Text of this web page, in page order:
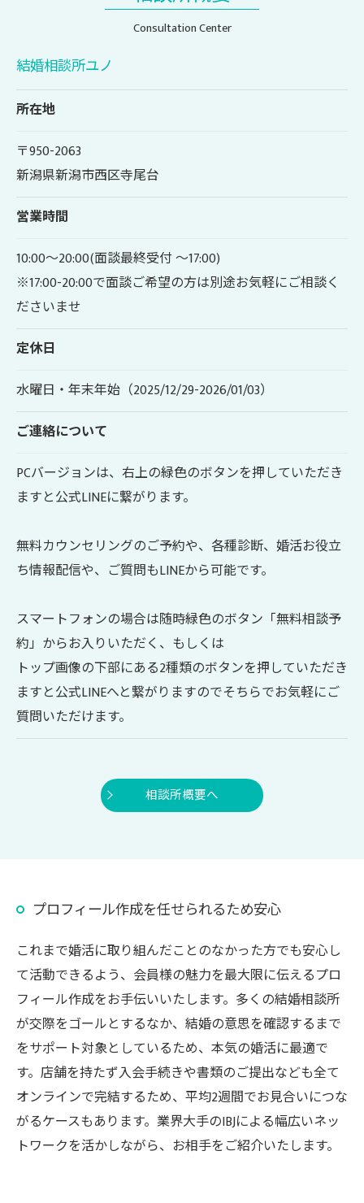
Consultation Center
結婚相談所ユノ
所在地
〒950-2063
新潟県新潟市西区寺尾台
営業時間
10:00～20:00(面談最終受付 ～17:00)
※17:00-20:00で面談ご希望の方は別途お気軽にご相談く
ださいませ
定休日
水曜日・年末年始（2025/12/29-2026/01/03）
ご連絡について
PCバージョンは、右上の緑色のボタンを押していただき
ますと公式LINEに繋がります。
無料カウンセリングのご予約や、各種診断、婚活お役立
ち情報配信や、ご質問もLINEから可能です。
スマートフォンの場合は随時緑色のボタン「無料相談予
約」からお入りいただく、もしくは
トップ画像の下部にある2種類のボタンを押していただき
ますと公式LINEへと繋がりますのでそちらでお気軽にご
質問いただけます。
相談所概要へ
プロフィール作成を任せられるため安心
これまで婚活に取り組んだことのなかった方でも安心し
て活動できるよう、会員様の魅力を最大限に伝えるプロ
フィール作成をお手伝いいたします。多くの結婚相談所
が交際をゴールとするなか、結婚の意思を確認するまで
をサポート対象としているため、本気の婚活に最適で
す。店舗を持たず入会手続きや書類のご提出なども全て
オンラインで完結するため、平均2週間でお見合いにつな
がるケースもあります。業界大手のIBJによる幅広いネッ
トワークを活かしながら、お相手をご紹介いたします。